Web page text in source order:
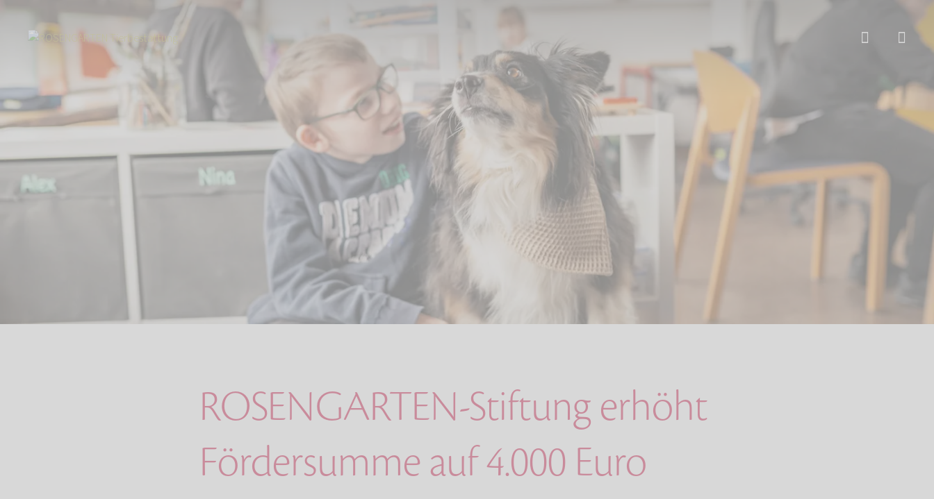
Start ROSENGARTEN-Stiftung erhöht Fördersumme auf 4.000 Euro
ROSENGARTEN-Stiftung erhöht
Fördersumme auf 4.000 Euro